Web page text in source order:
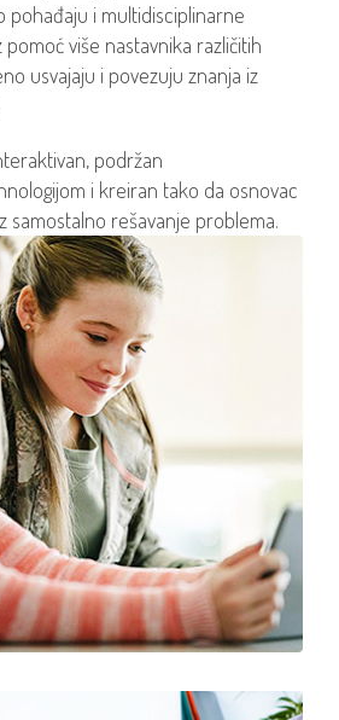
pohađaju i multidisciplinarne
pomoć više nastavnika različitih
usvajaju i povezuju znanja iz
podržan
i kreiran tako da osnovac
samostalno rešavanje problema.